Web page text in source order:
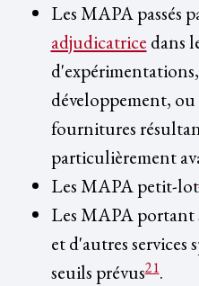
Les MAPA passés
adjudicatrice dans
développement,
fournitures
particulièrement
Les MAPA petit-lot
Les MAPA portant
et d'autres services
seuils prévus21.